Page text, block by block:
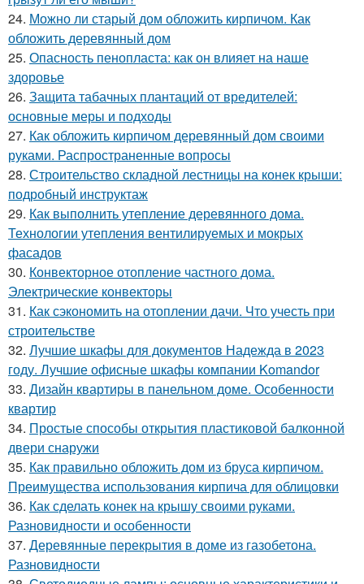
24. Можно ли старый дом обложить кирпичом. Как
обложить деревянный дом
25. Опасность пенопласта: как он влияет на наше
здоровье
26. Защита табачных плантаций от вредителей:
основные меры и подходы
27. Как обложить кирпичом деревянный дом своими
руками. Распространенные вопросы
28. Строительство складной лестницы на конек крыши:
подробный инструктаж
29. Как выполнить утепление деревянного дома.
Технологии утепления вентилируемых и мокрых
фасадов
30. Конвекторное отопление частного дома.
Электрические конвекторы
31. Как сэкономить на отоплении дачи. Что учесть при
строительстве
32. Лучшие шкафы для документов Надежда в 2023
году. Лучшие офисные шкафы компании Komandor
33. Дизайн квартиры в панельном доме. Особенности
квартир
34. Простые способы открытия пластиковой балконной
двери снаружи
35. Как правильно обложить дом из бруса кирпичом.
Преимущества использования кирпича для облицовки
36. Как сделать конек на крышу своими руками.
Разновидности и особенности
37. Деревянные перекрытия в доме из газобетона.
Разновидности